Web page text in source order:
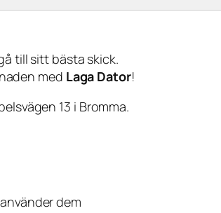
till sitt bästa skick.
med Laga Dator!
13 i Bromma.
dem